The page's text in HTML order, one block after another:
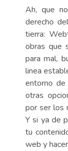
Ah, que
derecho
tierra:
obras que
para mal,
linea
entorno
otras
por ser los
Y si ya de
tu
web y